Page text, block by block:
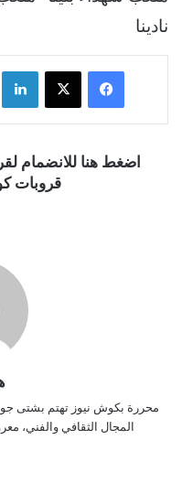
نادينا
فيسبوك ‫X
اضغط هنا للانضمام
قروبات
محررة بكوش نيوز تهتم بشتى
المجال الثقافي والفني،